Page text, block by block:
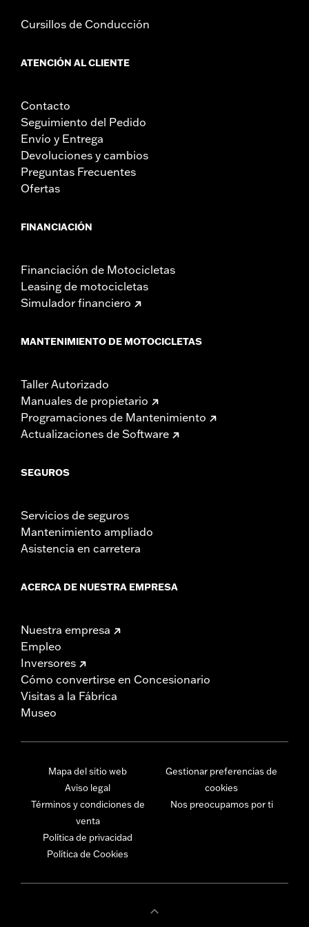
Cursillos de Conducción
ATENCIÓN AL CLIENTE
Contacto
Seguimiento del Pedido
Envío y Entrega
Devoluciones y cambios
Preguntas Frecuentes
Ofertas
FINANCIACIÓN
Financiación de Motocicletas
Leasing de motocicletas
Simulador financiero
MANTENIMIENTO DE MOTOCICLETAS
Taller Autorizado
Manuales de propietario
Programaciones de Mantenimiento
Actualizaciones de Software
SEGUROS
Servicios de seguros
Mantenimiento ampliado
Asistencia en carretera
ACERCA DE NUESTRA EMPRESA
Nuestra empresa
Empleo
Inversores
Cómo convertirse en Concesionario
Visitas a la Fábrica
Museo
Mapa del sitio web
Aviso legal
Términos y condiciones de
venta
Política de privacidad
Política de Cookies
Gestionar preferencias de
cookies
Nos preocupamos por ti